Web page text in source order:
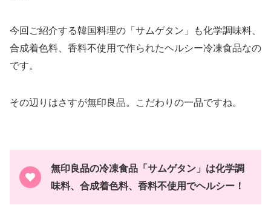
今回ご紹介する韓国料理の「サムゲタン」も化学調味料、
合成着色料、香料不使用で作られたヘルシー冷凍食品なの
です。
その辺りはさすが無印良品。こだわりの一品ですね。
無印良品の冷凍食品「サムゲタン」は化学調
味料、合成着色料、香料不使用でヘルシー！